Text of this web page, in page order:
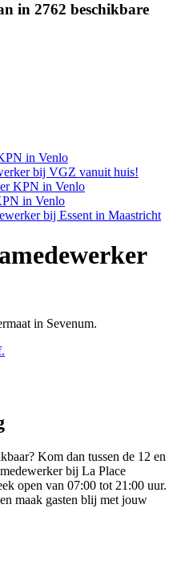
in 2762 beschikbare
in Venlo
bij VGZ vanuit huis!
KPN in Venlo
in Venlo
bij Essent in Maastricht
in Sevenum.
Kom dan tussen de 12 en
bij La Place
open van 07:00 tot 21:00 uur.
maak gasten blij met jouw